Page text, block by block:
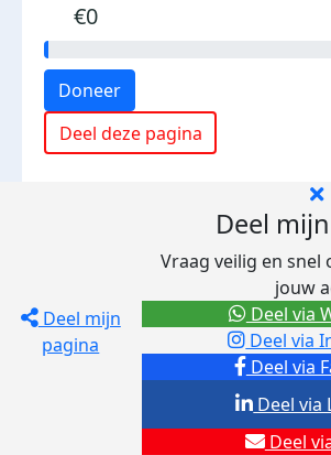
€0
Doneer
Deel deze pagina
Deel mijn
pagina
Deel
Vraag veilig en
jouw
Deel via
Deel via
Deel
Deel via
Deel via